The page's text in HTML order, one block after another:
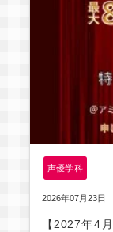
声優学科
2026年07月23日
【2027年4